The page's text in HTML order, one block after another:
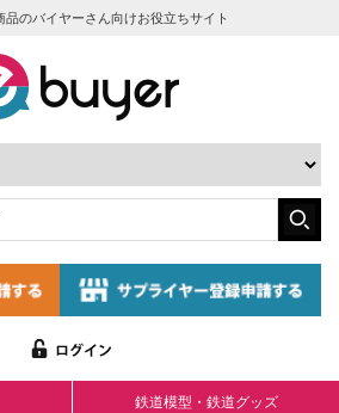
品のバイヤーさん向けお役立ちサイト
鉄道模型・鉄道グッズ